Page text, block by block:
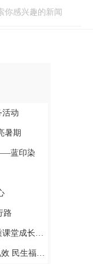
活动
暑期
蓝印染
路
长营活动
及育龄群众